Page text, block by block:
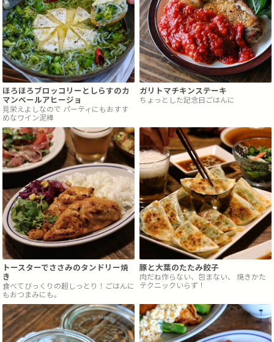
ほろほろブロッコリーとしらすのカ
マンベールアヒージョ
見栄えよしなので パーティにもおすす
めなワイン泥棒
ガリトマチキンステーキ
ちょっとした記念日ごはんに
トースターでささみのタンドリー焼
き
食べてびっくりの超しっとり！ごはんに
もおつまみにも。
豚と大葉のたたみ餃子
肉だね作らない、包まない、 焼きかた
テクニックいらず！